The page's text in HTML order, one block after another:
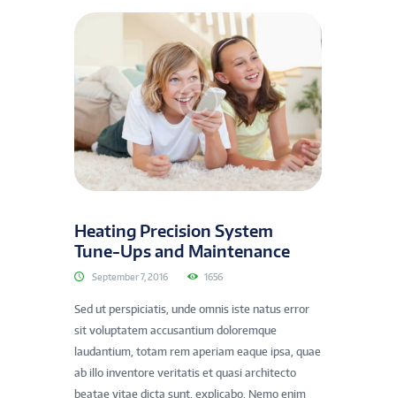
Heating Precision System
Tune-Ups and Maintenance
September 7, 2016 1656
Sed ut perspiciatis, unde omnis iste natus error
sit voluptatem accusantium doloremque
laudantium, totam rem aperiam eaque ipsa, quae
ab illo inventore veritatis et quasi architecto
beatae vitae dicta sunt, explicabo. Nemo enim